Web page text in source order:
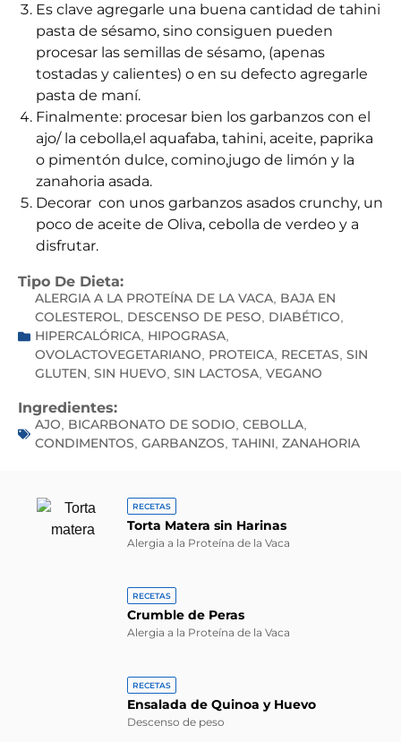
Es clave agregarle una buena cantidad de tahini
pasta de sésamo, sino consiguen pueden
procesar las semillas de sésamo, (apenas
tostadas y calientes) o en su defecto agregarle
pasta de maní.
Finalmente: procesar bien los garbanzos con el
ajo/ la cebolla,el aquafaba, tahini, aceite, paprika
o pimentón dulce, comino,jugo de limón y la
zanahoria asada.
Decorar con unos garbanzos asados crunchy, un
poco de aceite de Oliva, cebolla de verdeo y a
disfrutar.
Tipo De Dieta:
ALERGIA A LA PROTEÍNA DE LA VACA, BAJA EN
COLESTEROL, DESCENSO DE PESO, DIABÉTICO,
HIPERCALÓRICA, HIPOGRASA,
OVOLACTOVEGETARIANO, PROTEICA, RECETAS, SIN
GLUTEN, SIN HUEVO, SIN LACTOSA, VEGANO
Ingredientes:
AJO, BICARBONATO DE SODIO, CEBOLLA,
CONDIMENTOS, GARBANZOS, TAHINI, ZANAHORIA
RECETAS
Torta Matera sin Harinas
Alergia a la Proteína de la Vaca
RECETAS
Crumble de Peras
Alergia a la Proteína de la Vaca
RECETAS
Ensalada de Quinoa y Huevo
Descenso de peso